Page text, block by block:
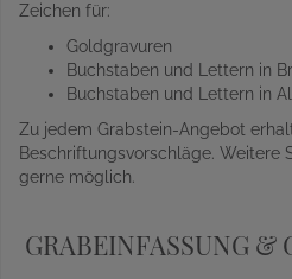
Zeichen für:
Goldgravuren
Buchstaben und Lettern in
Buchstaben und Lettern in
Zu jedem Grabstein-Angebot
Beschriftungsvorschläge. Weitere
gerne möglich.
GRABEINFASSUNG &